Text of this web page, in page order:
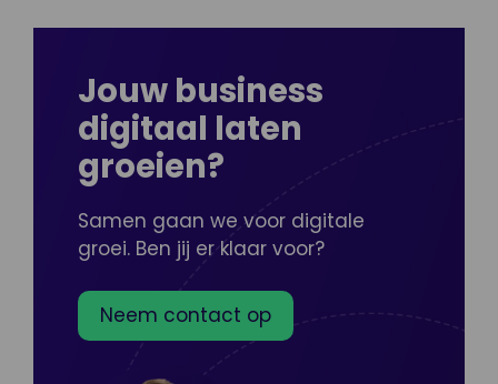
Jouw business
digitaal laten
groeien?
Samen gaan we voor digitale
groei. Ben jij er klaar voor?
Neem contact op